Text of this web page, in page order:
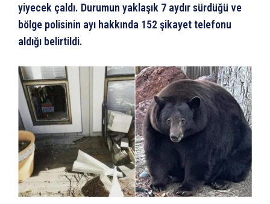
yiyecek çaldı. Durumun yaklaşık 7 aydır sürdüğü ve
bölge polisinin ayı hakkında 152 şikayet telefonu
aldığı belirtildi.